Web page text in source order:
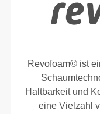
Revofoam© ist
Haltbarkeit und
eine Vielzahl